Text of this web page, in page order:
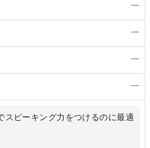
ー
ー
ー
ー
スピーキング力をつけるのに最適